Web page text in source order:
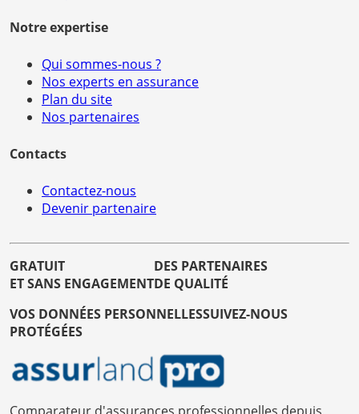
Notre expertise
Qui sommes-nous ?
Nos experts en assurance
Plan du site
Nos partenaires
Contacts
Contactez-nous
Devenir partenaire
GRATUIT
ET SANS ENGAGEMENT
DES PARTENAIRES
DE QUALITÉ
VOS DONNÉES PERSONNELLES
PROTÉGÉES
SUIVEZ-NOUS